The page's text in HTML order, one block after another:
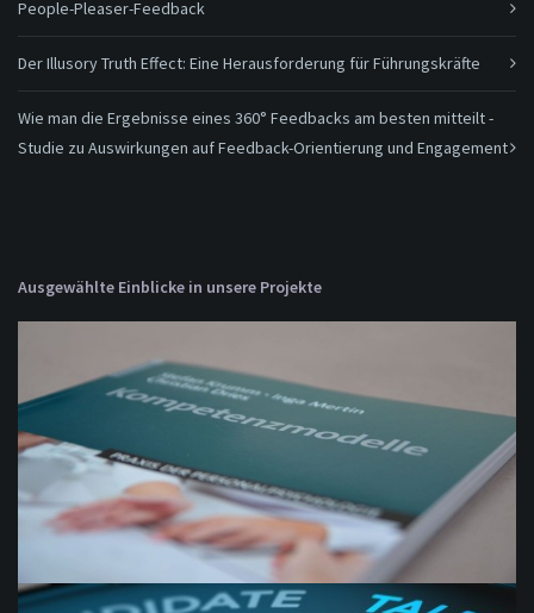
People-Pleaser-Feedback
Der Illusory Truth Effect: Eine Herausforderung für Führungskräfte
Wie man die Ergebnisse eines 360° Feedbacks am besten mitteilt -
Studie zu Auswirkungen auf Feedback-Orientierung und Engagement
Ausgewählte Einblicke in unsere Projekte